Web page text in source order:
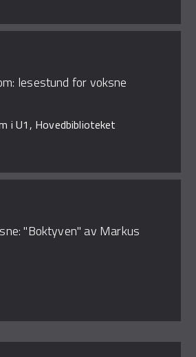
lesestund for voksne
i U1, Hovedbiblioteket
"Boktyven" av Markus